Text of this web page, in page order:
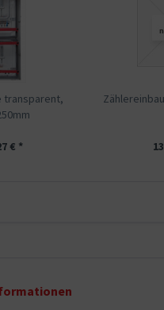
transparent,
€ *